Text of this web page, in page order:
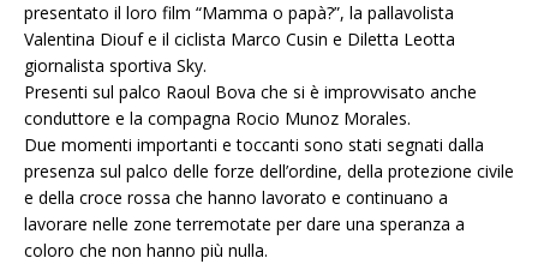
presentato il loro film “Mamma o papà?”, la pallavolista
Valentina Diouf e il ciclista Marco Cusin e Diletta Leotta
giornalista sportiva Sky.
Presenti sul palco Raoul Bova che si è improvvisato anche
conduttore e la compagna Rocio Munoz Morales.
Due momenti importanti e toccanti sono stati segnati dalla
presenza sul palco delle forze dell’ordine, della protezione civile
e della croce rossa che hanno lavorato e continuano a
lavorare nelle zone terremotate per dare una speranza a
coloro che non hanno più nulla.